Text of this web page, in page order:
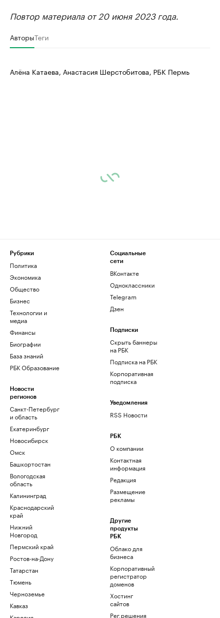
Повтор материала от 20 июня 2023 года.
АвторыТеги
Алёна Катаева, Анастасия Шерстобитова, РБК Пермь
Рубрики
Политика
Экономика
Общество
Бизнес
Технологии и
медиа
Финансы
Биографии
База знаний
РБК Образование
Новости
регионов
Санкт-Петербург
и область
Екатеринбург
Новосибирск
Омск
Башкортостан
Вологодская
область
Калининград
Краснодарский
край
Нижний
Новгород
Пермский край
Ростов-на-Дону
Татарстан
Тюмень
Черноземье
Кавказ
Социальные
сети
ВКонтакте
Одноклассники
Telegram
Дзен
Подписки
Скрыть баннеры
на РБК
Подписка на РБК
Корпоративная
подписка
Уведомления
RSS Новости
РБК
О компании
Контактная
информация
Редакция
Размещение
рекламы
Другие
продукты
РБК
Облако для
бизнеса
Корпоративный
регистратор
доменов
Хостинг
сайтов
Рег.решения